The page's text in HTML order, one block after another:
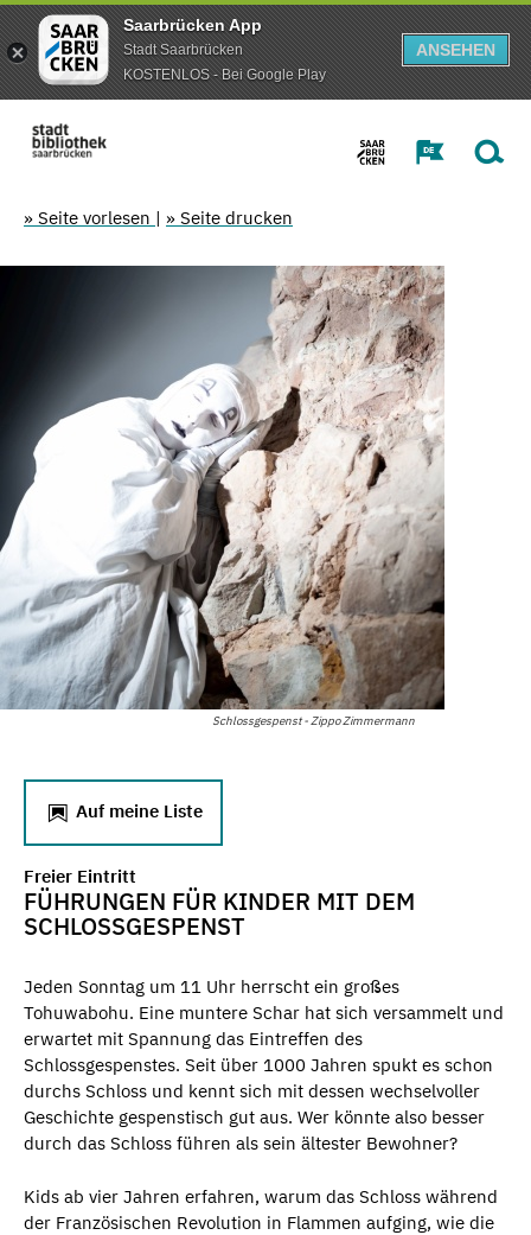
Saarbrücken App
Stadt Saarbrücken
KOSTENLOS - Bei Google Play
ANSEHEN
» Seite vorlesen | » Seite drucken
Schlossgespenst - Zippo Zimmermann
Auf meine Liste
Freier Eintritt
FÜHRUNGEN FÜR KINDER MIT DEM
SCHLOSSGESPENST
Jeden Sonntag um 11 Uhr herrscht ein großes
Tohuwabohu. Eine muntere Schar hat sich versammelt und
erwartet mit Spannung das Eintreffen des
Schlossgespenstes. Seit über 1000 Jahren spukt es schon
durchs Schloss und kennt sich mit dessen wechselvoller
Geschichte gespenstisch gut aus. Wer könnte also besser
durch das Schloss führen als sein ältester Bewohner?
Kids ab vier Jahren erfahren, warum das Schloss während
der Französischen Revolution in Flammen aufging, wie die